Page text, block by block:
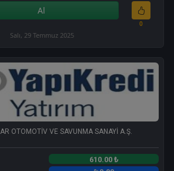
Al
0
Salı, 29 Temmuz 2025
OTOMOTİV VE SAVUNMA SANAYİ A.Ş.
610.00 ₺